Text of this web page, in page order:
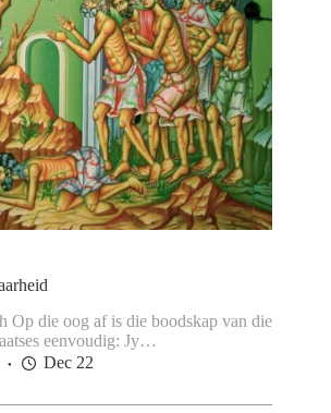
Op die oog af is die boodskap van die
eenvoudig: Jy…
Dec 22